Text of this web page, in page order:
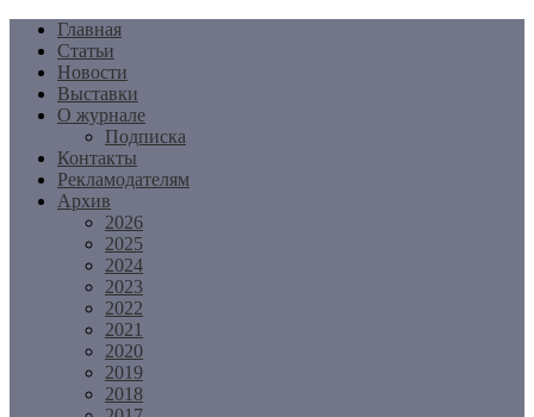
Перейти
содержимому
Главная
Статьи
Новости
Выставки
О журнале
Подписка
Контакты
Рекламодателям
Архив
2026
2025
2024
2023
2022
2021
2020
2019
2018